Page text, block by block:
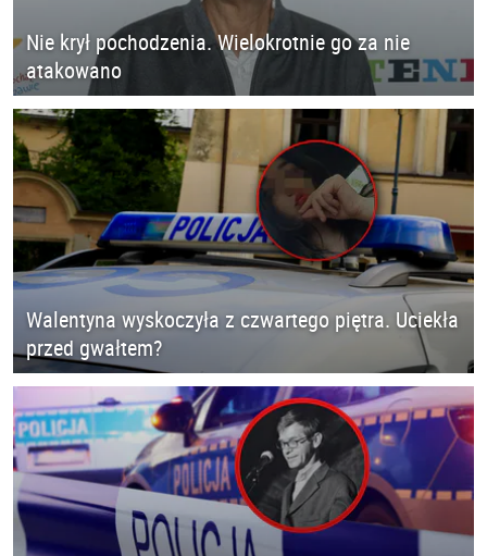
Nie krył pochodzenia. Wielokrotnie go za nie
atakowano
Walentyna wyskoczyła z czwartego piętra. Uciekła
przed gwałtem?